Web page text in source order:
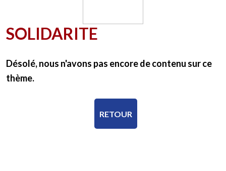
SOLIDARITE
Désolé, nous n'avons pas encore de contenu sur ce
thème.
RETOUR